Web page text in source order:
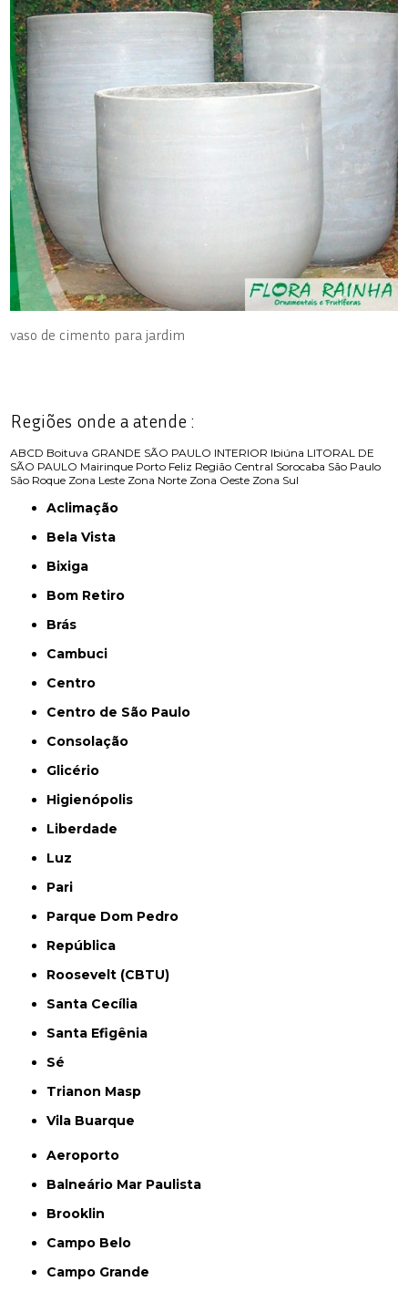
vaso de cimento para jardim
Regiões onde a atende :
ABCD Boituva GRANDE SÃO PAULO INTERIOR Ibiúna LITORAL DE
SÃO PAULO Mairinque Porto Feliz Região Central Sorocaba São Paulo
São Roque Zona Leste Zona Norte Zona Oeste Zona Sul
Aclimação
Bela Vista
Bixiga
Bom Retiro
Brás
Cambuci
Centro
Centro de São Paulo
Consolação
Glicério
Higienópolis
Liberdade
Luz
Pari
Parque Dom Pedro
República
Roosevelt (CBTU)
Santa Cecília
Santa Efigênia
Sé
Trianon Masp
Vila Buarque
Aeroporto
Balneário Mar Paulista
Brooklin
Campo Belo
Campo Grande